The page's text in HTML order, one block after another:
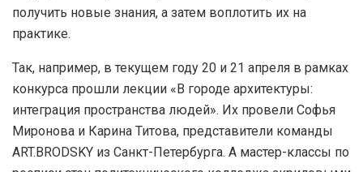
получить новые знания, а затем воплотить их на
практике.
Так, например, в текущем году 20 и 21 апреля в рамках
конкурса прошли лекции «В городе архитектуры:
интеграция пространства людей». Их провели Софья
Миронова и Карина Титова, представители команды
ART.BRODSKY из Санкт-Петербурга. А мастер-классы по